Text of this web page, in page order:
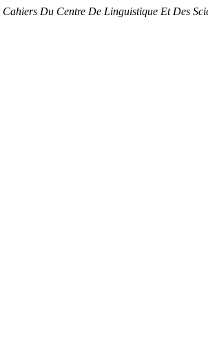
Cahiers Du Centre De Linguistique Et Des